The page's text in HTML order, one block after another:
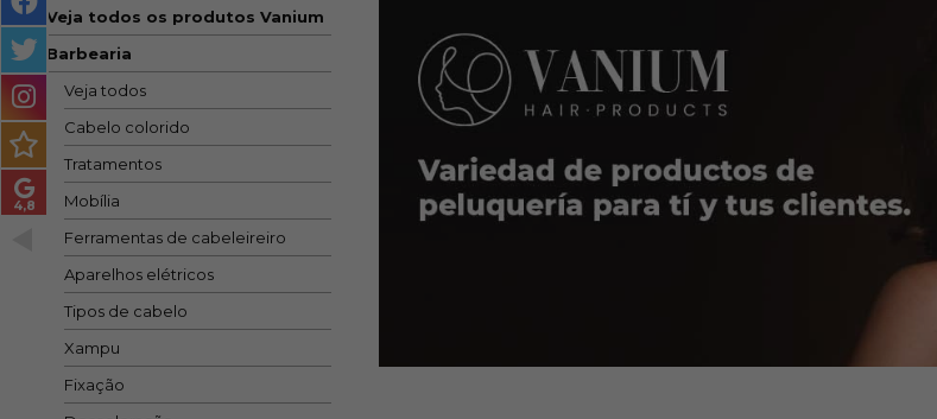
MASCULINO
MÉTODO
ENCARACOLADO
PACOTES DE PRESENTE
OUTLET
BLOG
Veja todos os produtos Vanium
Barbearia
Veja todos
Cabelo colorido
Tratamentos
Mobília
Ferramentas de cabeleireiro
Aparelhos elétricos
Tipos de cabelo
Xampu
Fixação